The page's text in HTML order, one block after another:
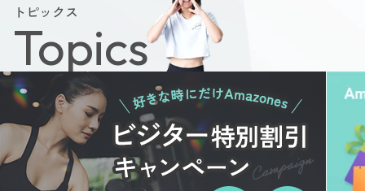
トピックス
Topics